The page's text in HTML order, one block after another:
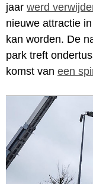
jaar werd
nieuwe attractie
kan worden. De
park treft
komst van een